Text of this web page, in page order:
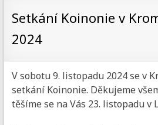
Setkání Koinonie v
2024
V sobotu 9. listopadu 2024 se v
setkání Koinonie. Děkujeme
těšíme se na Vás 23. listopadu v